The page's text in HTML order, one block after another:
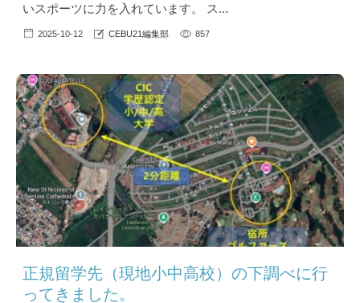
いスポーツに力を入れています。 ス...
2025-10-12 CEBU21編集部 857
正規留学先（現地小中高校）の下調べに行
ってきました。